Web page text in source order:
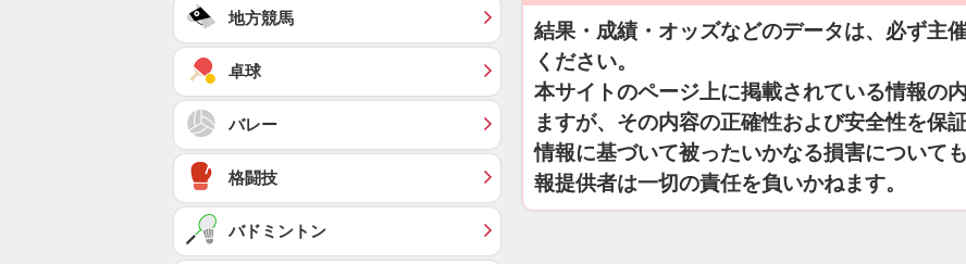
結果・成績・オッズなどのデータは、必ず主
ください。
本サイトのページ上に掲載されている情報の
ますが、その内容の正確性および安全性を保
情報に基づいて被ったいかなる損害について
報提供者は一切の責任を負いかねます。
地方競馬
卓球
バレー
格闘技
バドミントン